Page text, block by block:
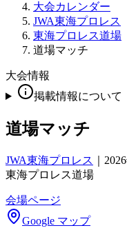
大会カレンダー
JWA東海プロレス
東海プロレス道場
道場マッチ
大会情報
掲載情報について
道場マッチ
JWA東海プロレス
東海プロレス道場
会場ページ
Google マップ